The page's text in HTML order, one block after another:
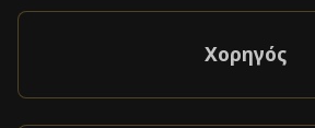
Χορηγός